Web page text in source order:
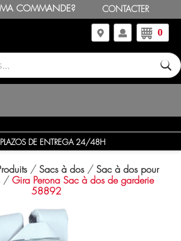
COMMANDE? CONTACTER
0
DE ENTREGA 24/48H
Sacs à dos
Sac à dos pour
Gira Perona Sac à dos de garderie
58892